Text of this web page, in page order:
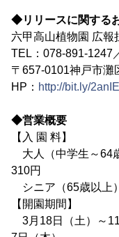
◆リリースに関する
六甲高山植物園 広報
TEL：078-891-1247
〒657-0101神戸市灘
HP： http://bit.ly/
◆営業概要
【入 園 料】
大人（中学生～64
310円
シニア（65歳以上
【開園期間】
3月18日（土）～